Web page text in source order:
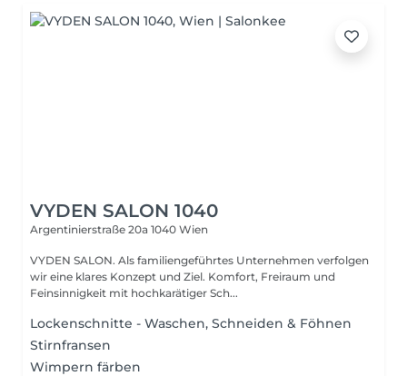
VYDEN SALON 1040
Argentinierstraße 20a 1040 Wien
VYDEN SALON. Als familiengeführtes Unternehmen verfolgen
wir eine klares Konzept und Ziel. Komfort, Freiraum und
Feinsinnigkeit mit hochkarätiger Sch...
Lockenschnitte - Waschen, Schneiden & Föhnen
Stirnfransen
Wimpern färben